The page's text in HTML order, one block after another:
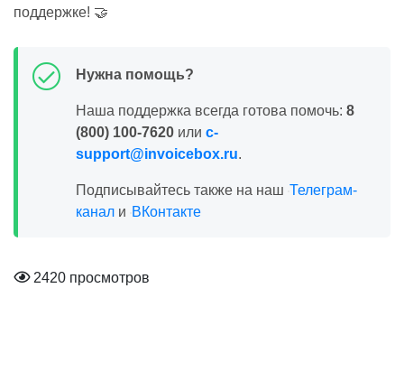
поддержке! 🤝
Нужна помощь?
Наша поддержка всегда готова помочь: 8
(800) 100-7620 или c-
support@invoicebox.ru.
Подписывайтесь также на наш Телеграм-
канал и ВКонтакте
2420 просмотров